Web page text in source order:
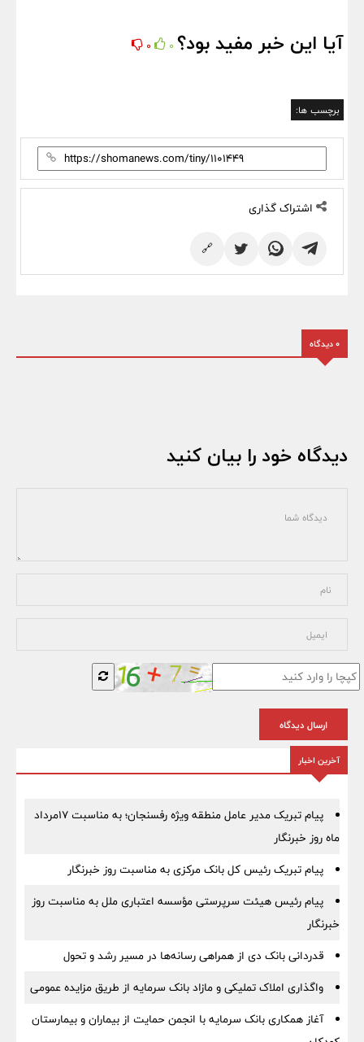
آیا این خبر مفید بود؟ 0
0
برچسب ها:
اشتراک گذاری
🔗
0 دیدگاه
دیدگاه خود را بیان کنید
ارسال دیدگاه
آخرین اخبار
پیام تبریک مدیر عامل منطقه ویژه رفسنجان؛ به مناسبت ۱۷مرداد
ماه روز خبرنگار
پیام تبریک رئیس کل بانک مرکزی به مناسبت روز خبرنگار
پیام رئیس هیئت سرپرستی مؤسسه اعتباری ملل به مناسبت روز
خبرنگار
قدردانی بانک دی از همراهی رسانه‌ها در مسیر رشد و تحول
واگذاری املاک تملیکی و مازاد بانک سرمایه از طریق مزایده عمومی
آغاز همکاری بانک سرمایه با انجمن حمایت از بیماران و بیمارستان